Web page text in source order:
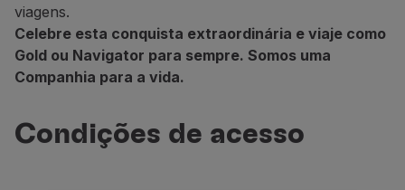
viagens.
Celebre esta conquista extraordinária e viaje como
Gold ou Navigator para sempre. Somos uma
Companhia para a vida.
Condições de acesso